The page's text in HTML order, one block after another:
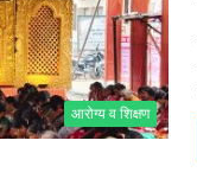
आरोग्य व शिक्षण